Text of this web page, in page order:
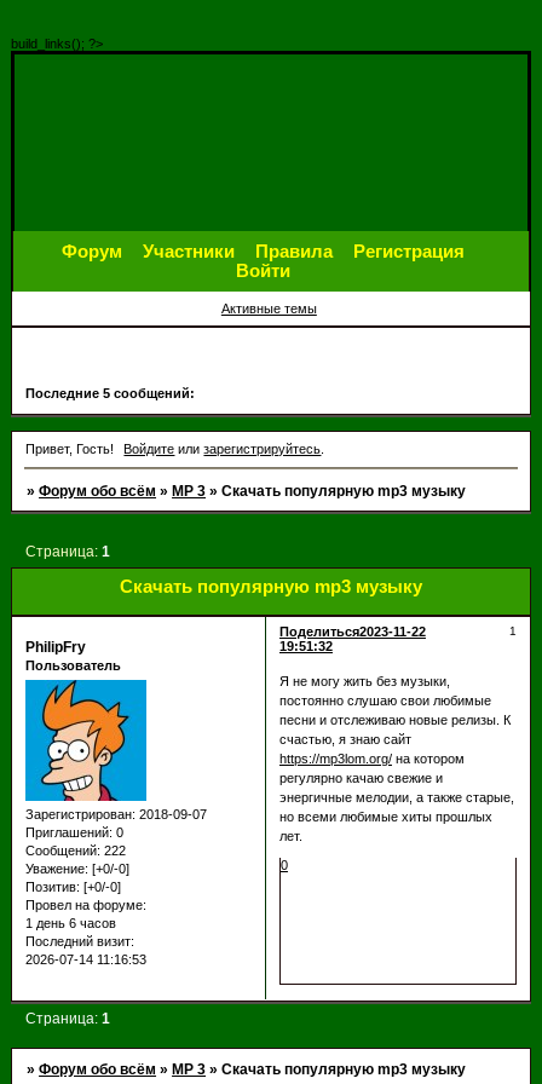
build_links(); ?>
Форум Участники Правила
Регистрация
Войти
Активные темы
Последние 5 сообщений:
Привет, Гость! Войдите илизарегистрируйтесь.
»Форум обо всём »МР 3 »Cкачать популярную mp3 музыку
Cкачать популярную mp3 музыку
Страница:1
Поделиться 1
2023-11-22
19:51:32
PhilipFry
Пользователь
Зарегистрирован: 2018-09-07
Приглашений: 0
Сообщений: 222
Уважение: [+0/-0]
Позитив: [+0/-0]
Провел на форуме:
1 день 6 часов
Последний визит:
2026-07-14 11:16:53
Я не могу жить без музыки,
постоянно слушаю свои любимые
песни и отслеживаю новые релизы. К
счастью, я знаю сайт
https://mp3lom.org/на котором
регулярно качаю свежие и
энергичные мелодии, а также старые,
но всеми любимые хиты прошлых
лет.
0
Страница:1
»Форум обо всём »МР 3 »Cкачать популярную mp3 музыку